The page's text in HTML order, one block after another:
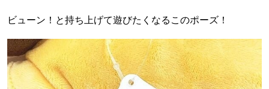
ビューン！と持ち上げて遊びたくなるこのポーズ！